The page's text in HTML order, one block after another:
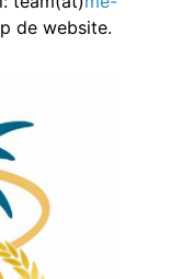
de website.